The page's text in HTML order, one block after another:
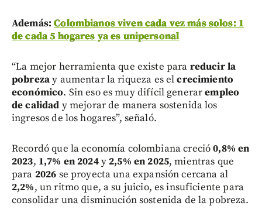
Además:Colombianos viven cada vez más solos: 1
de cada 5 hogares ya es unipersonal
“La mejor herramienta que existe para reducir la
pobrezay aumentar la riqueza es elcrecimiento
económico. Sin eso es muy difícil generarempleo
de calidad y mejorar de manera sostenida los
ingresos de los hogares”, señaló.
Recordó que la economía colombiana creció0,8% en
2023, 1,7% en 2024y2,5% en 2025, mientras que
para 2026 se proyecta una expansión cercana al
2,2%, un ritmo que, a su juicio, es insuficiente para
consolidar una disminución sostenida de la pobreza.